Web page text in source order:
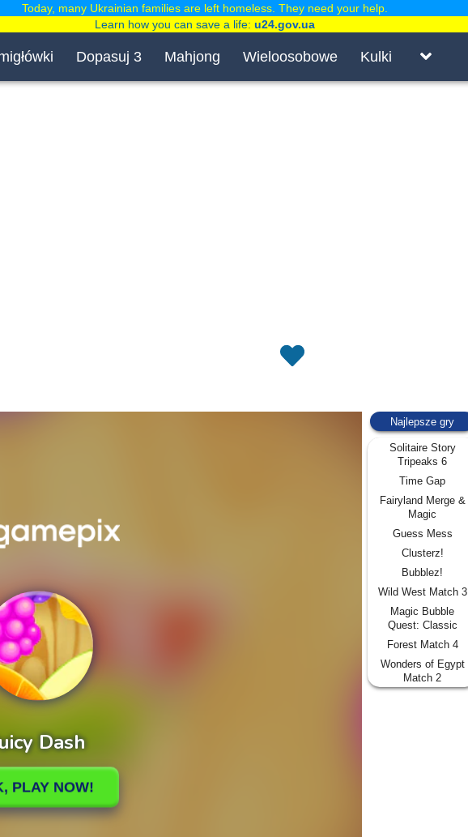
Dopasuj 3 Mahjong Wieloosobowe Kulki
Najlepsze gry
Solitaire Story
Tripeaks 6
Time Gap
Fairyland Merge &
Magic
Guess Mess
Clusterz!
Bubblez!
Wild West Match 3
Magic Bubble
Quest: Classic
Forest Match 4
Wonders of Egypt
Match 2
Today, many Ukrainian families are left homeless. They need your help.
Learn how you can save a life: u24.gov.ua